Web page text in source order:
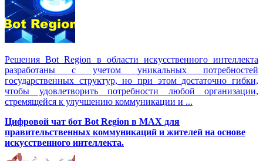
Решения Вot Region в области искусственного интеллекта
разработаны с учетом уникальных потребностей
государственных структур, но при этом достаточно гибки,
чтобы удовлетворить потребности любой организации,
стремящейся к улучшению коммуникации и ...
Цифровой чат бот Вot Region в MAX для
правительственных коммуникаций и жителей на основе
искусственного интеллекта.